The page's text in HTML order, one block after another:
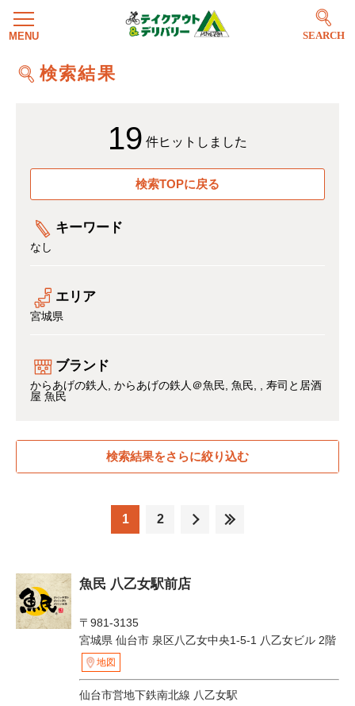
SEARCH
検索結果
19 件ヒットしました
検索TOPに戻る
キーワード
なし
エリア
宮城県
ブランド
からあげの鉄人 からあげの鉄人＠魚民 魚民
寿司と居酒
屋 魚民
検索結果をさらに絞り込む
1 2
魚民 八乙女駅前店
〒981-3135
宮城県 仙台市 泉区八乙女中央1-5-1 八乙女ビル 2階
地図
仙台市営地下鉄南北線 八乙女駅